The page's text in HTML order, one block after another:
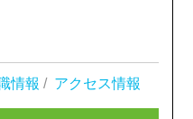
情報 / アクセス情報